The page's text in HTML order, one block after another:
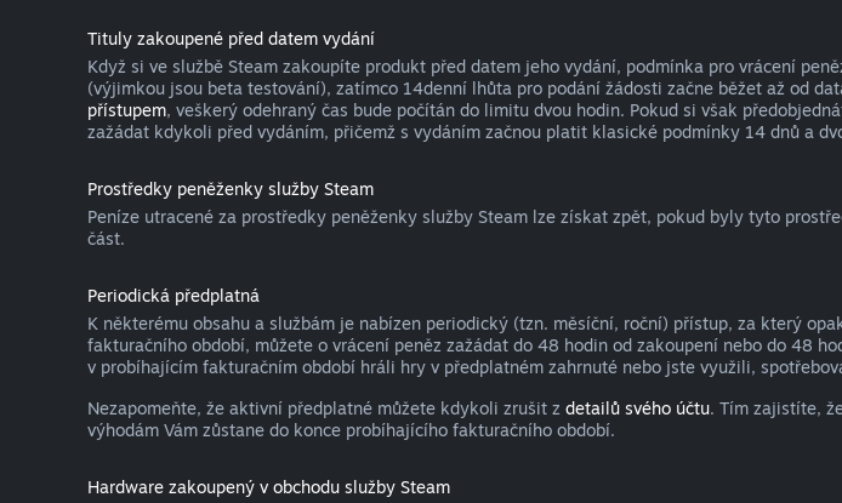
Tituly zakoupené před datem vydání
Když si ve službě Steam zakoupíte produkt před datem jeho vydání, podmínka pro vrácení
(výjimkou jsou beta testování), zatímco 14denní lhůta pro podání žádosti začne běžet až od
přístupem, veškerý odehraný čas bude počítán do limitu dvou hodin. Pokud si však
zažádat kdykoli před vydáním, přičemž s vydáním začnou platit klasické podmínky 14 dnů a
Prostředky peněženky služby Steam
Peníze utracené za prostředky peněženky služby Steam lze získat zpět, pokud byly tyto
část.
Periodická předplatná
K některému obsahu a službám je nabízen periodický (tzn. měsíční, roční) přístup, za který
fakturačního období, můžete o vrácení peněz zažádat do 48 hodin od zakoupení nebo do 48
v probíhajícím fakturačním období hráli hry v předplatném zahrnuté nebo jste využili,
Nezapomeňte, že aktivní předplatné můžete kdykoli zrušit z detailů svého účtu. Tím zajistíte,
výhodám Vám zůstane do konce probíhajícího fakturačního období.
Hardware zakoupený v obchodu služby Steam